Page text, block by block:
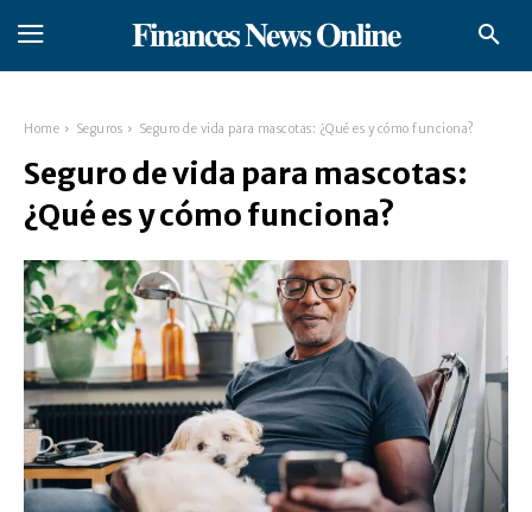
𝐅𝐢𝐧𝐚𝐧𝐜𝐞𝐬 𝐍𝐞𝐰𝐬 𝐎𝐧𝐥𝐢𝐧𝐞
Home Seguros Seguro de vida para mascotas: ¿Qué es y cómo funciona?
Seguro de vida para mascotas:
¿Qué es y cómo funciona?